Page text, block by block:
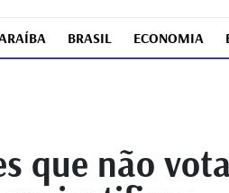
BRASIL ECONOMIA
que não